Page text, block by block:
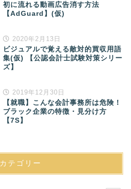
初に流れる動画広告消す方法
【AdGuard】(仮)
2020年2月13日
ビジュアルで覚える敵対的買収用語
集(仮) 【公認会計士試験対策シリー
ズ】
2019年12月30日
【就職】こんな会計事務所は危険！
ブラック企業の特徴・見分け方
【7S】
カテゴリー